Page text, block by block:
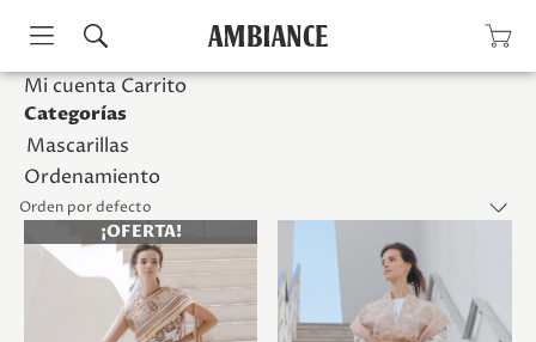
Skip
content
Mi cuentaCarrito
Categorías
Mascarillas
Ordenamiento
¡OFERTA!